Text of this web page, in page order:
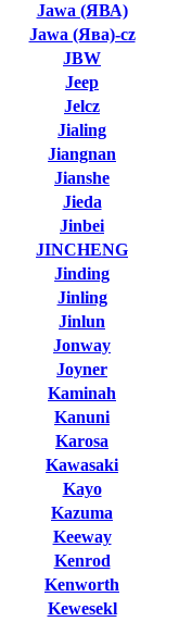
Jawa (ЯВА)
Jawa (Ява)-cz
JBW
Jeep
Jelcz
Jialing
Jiangnan
Jianshe
Jieda
Jinbei
JINCHENG
Jinding
Jinling
Jinlun
Jonway
Joyner
Kaminah
Kanuni
Karosa
Kawasaki
Kayo
Kazuma
Keeway
Kenrod
Kenworth
Kewesekl